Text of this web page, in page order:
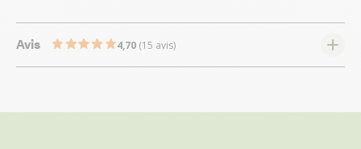
Avis 4,70 (15 avis)